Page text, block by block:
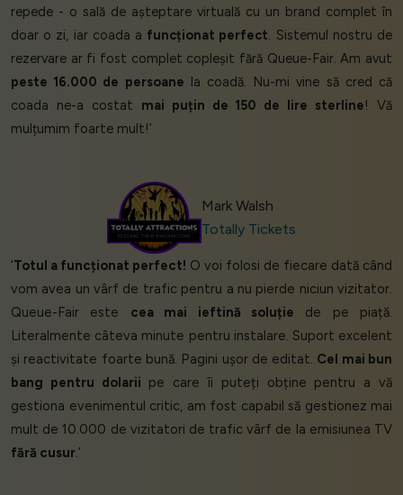
repede - o sală de așteptare virtuală cu un brand complet în
doar o zi, iar coada a funcționat perfect. Sistemul nostru de
rezervare ar fi fost complet copleșit fără Queue-Fair. Am avut
peste 16.000 de persoane la coadă. Nu-mi vine să cred că
coada ne-a costat mai puțin de 150 de lire sterline! Vă
mulțumim foarte mult!’
Mark Walsh
Totally Tickets
‘Totul a funcționat perfect! O voi folosi de fiecare dată când
vom avea un vârf de trafic pentru a nu pierde niciun vizitator.
Queue-Fair este cea mai ieftină soluție de pe piață.
Literalmente câteva minute pentru instalare. Suport excelent
și reactivitate foarte bună. Pagini ușor de editat. Cel mai bun
bang pentru dolarii pe care îi puteți obține pentru a vă
gestiona evenimentul critic, am fost capabil să gestionez mai
mult de 10.000 de vizitatori de trafic vârf de la emisiunea TV
fără cusur.’